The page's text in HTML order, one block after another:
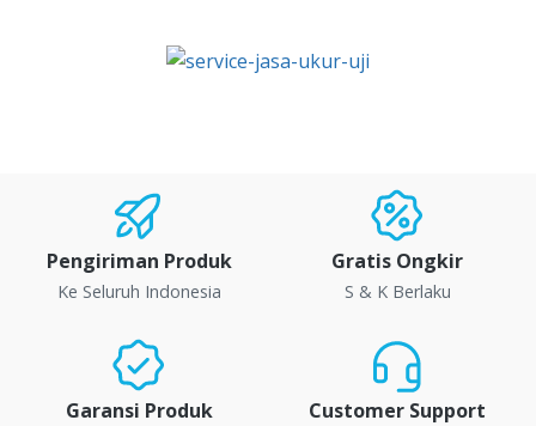
Pengiriman Produk
Ke Seluruh Indonesia
Gratis Ongkir
S & K Berlaku
Garansi Produk Customer Support